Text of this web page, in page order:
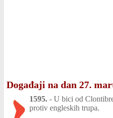
Događaji na dan 27.
1595. - U bici od
protiv engleskih trupa.